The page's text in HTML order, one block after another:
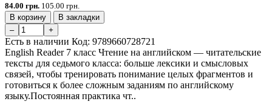
84.00 грн. 105.00 грн.
В корзину
В закладки
–
+
Есть в наличии Код: 9789660728721
English Reader 7 класс Чтение на английском — читательские
тексты для седьмого класса: больше лексики и смысловых
связей, чтобы тренировать понимание целых фрагментов и
готовиться к более сложным заданиям по английскому
языку.Постоянная практика чт..